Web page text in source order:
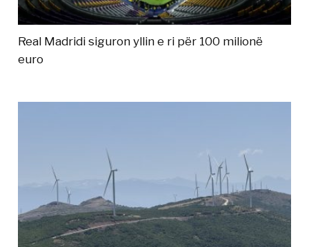
Real Madridi siguron yllin e ri për 100 milionë
euro